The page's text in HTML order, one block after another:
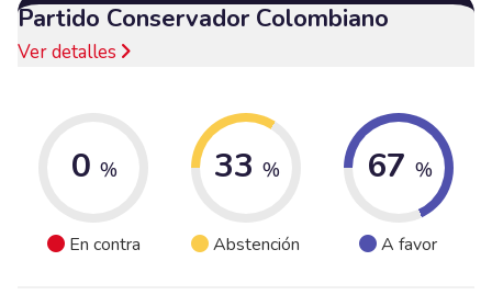
Partido Conservador Colombiano
Ver detalles
0 %
En contra
33 %
Abstención
67 %
A favor